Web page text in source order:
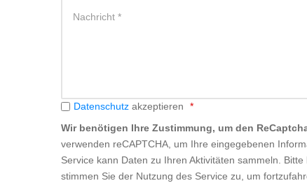
Terms
and
Datenschutz akzeptieren
*
Wir benötigen Ihre Zustimmung, um den
verwenden reCAPTCHA, um Ihre eingegebenen
Service kann Daten zu Ihren Aktivitäten sammeln. Bitte
stimmen Sie der Nutzung des Service zu , um